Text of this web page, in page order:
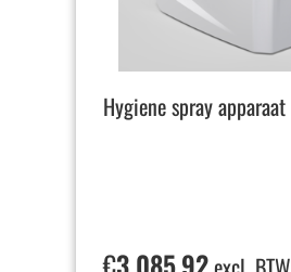
Hygiene spray apparaat
€3.085,92